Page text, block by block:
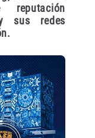
sus redes